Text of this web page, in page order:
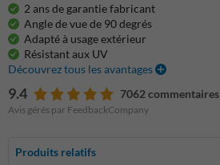
2 ans de garantie fabricant
Angle de vue de 90 degrés
Adapté à usage extérieur
Résistant aux UV
Découvrez tous les avantages
9.4 7062 commentaires
Avis gérés par FeedbackCompany
Produits relatifs